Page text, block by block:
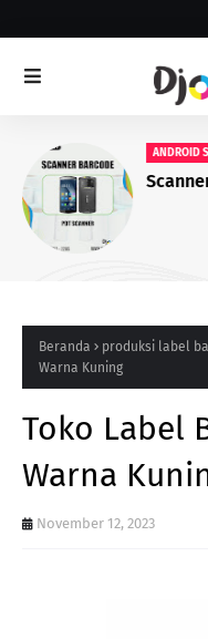
ANDROID
Beranda produksi label
Warna Kuning
Toko Label
Warna
November 12, 2023